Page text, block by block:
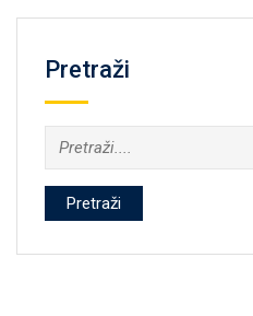
Pretraži
Pretraži